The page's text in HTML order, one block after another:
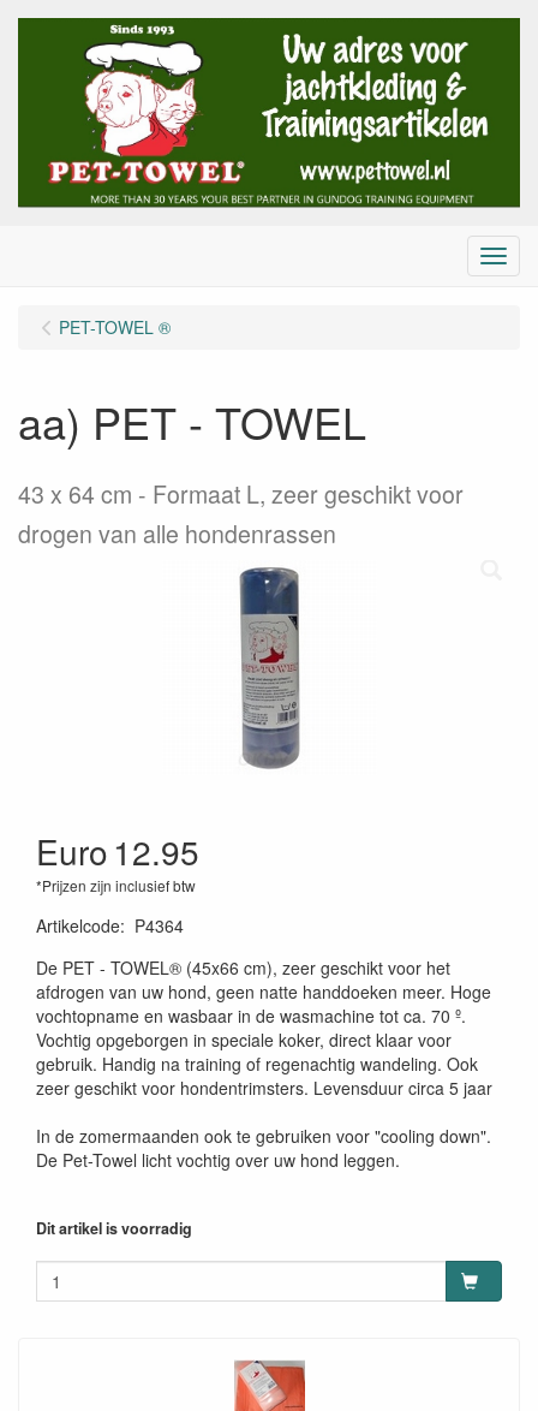
Menu
PET-TOWEL ®
aa) PET - TOWEL
43 x 64 cm
Formaat L, zeer geschikt voor
drogen van alle hondenrassen
Euro12.95
*Prijzen zijn inclusief btw
Artikelcode: P4364
De PET - TOWEL® (45x66 cm), zeer geschikt voor het
afdrogen van uw hond, geen natte handdoeken meer. Hoge
vochtopname en wasbaar in de wasmachine tot ca. 70 º.
Vochtig opgeborgen in speciale koker, direct klaar voor
gebruik. Handig na training of regenachtig wandeling. Ook
zeer geschikt voor hondentrimsters. Levensduur circa 5 jaar
In de zomermaanden ook te gebruiken voor "cooling down".
De Pet-Towel licht vochtig over uw hond leggen.
Dit artikel is voorradig